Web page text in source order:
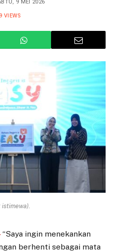
9 MEI 2026
VIEWS
istimewa).
“Saya ingin menekankan
berhenti sebagai mata